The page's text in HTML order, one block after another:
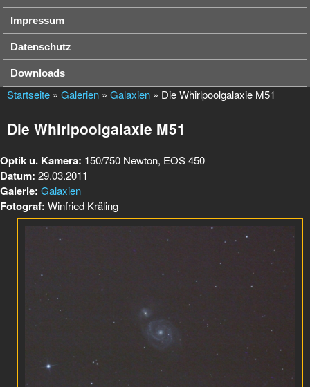
Impressum
Datenschutz
Downloads
Startseite » Galerien » Galaxien » Die Whirlpoolgalaxie M51
Die Whirlpoolgalaxie M51
Optik u. Kamera: 150/750 Newton, EOS 450
Datum: 29.03.2011
Galerie: Galaxien
Fotograf: Winfried Kräling